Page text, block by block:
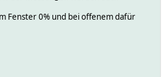
CUL_Parse: CUL_0 T5F2400AA001E -59
5: CUL_0 dispatch
4: FHT Heizregler actuator: 0%
4: eventTypes: WOL Enterprise
Fenster 0% und bei offenem dafür